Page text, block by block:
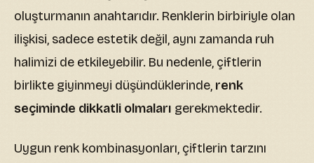
oluşturmanın anahtarıdır. Renklerin birbiriyle olan
ilişkisi, sadece estetik değil, aynı zamanda ruh
halimizi de etkileyebilir. Bu nedenle, çiftlerin
birlikte giyinmeyi düşündüklerinde, renk
seçiminde dikkatli olmaları gerekmektedir.
Uygun renk kombinasyonları, çiftlerin tarzını